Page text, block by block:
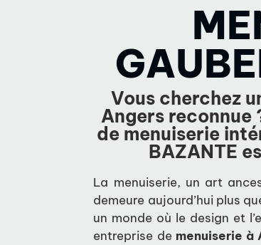
Vous cherchez
Angers reconnue
de menuiserie
BAZANTE
La menuiserie, un art
demeure aujourd’hui plus
un monde où le design et
entreprise de menuiserie à